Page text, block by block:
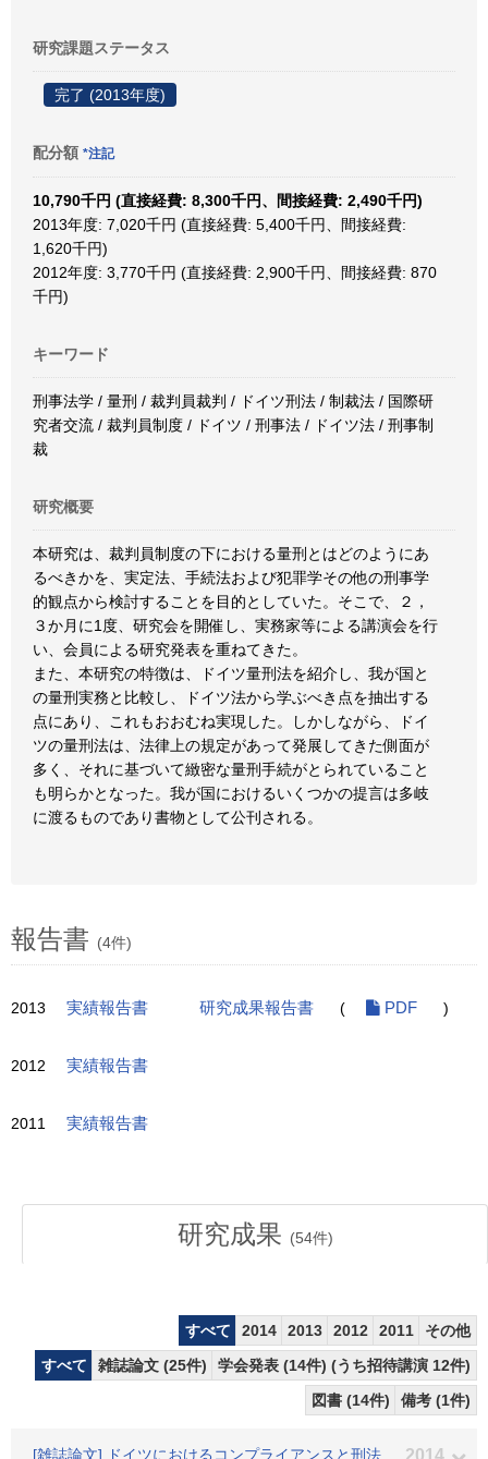
研究課題ステータス
完了 (2013年度)
配分額 *注記
10,790千円 (直接経費: 8,300千円、間接経費: 2,490千円)
2013年度: 7,020千円 (直接経費: 5,400千円、間接経費:
1,620千円)
2012年度: 3,770千円 (直接経費: 2,900千円、間接経費: 870
千円)
キーワード
刑事法学 / 量刑 / 裁判員裁判 / ドイツ刑法 / 制裁法 / 国際研
究者交流 / 裁判員制度 / ドイツ / 刑事法 / ドイツ法 / 刑事制
裁
研究概要
本研究は、裁判員制度の下における量刑とはどのようにあ
るべきかを、実定法、手続法および犯罪学その他の刑事学
的観点から検討することを目的としていた。そこで、２，
３か月に1度、研究会を開催し、実務家等による講演会を行
い、会員による研究発表を重ねてきた。
また、本研究の特徴は、ドイツ量刑法を紹介し、我が国と
の量刑実務と比較し、ドイツ法から学ぶべき点を抽出する
点にあり、これもおおむね実現した。しかしながら、ドイ
ツの量刑法は、法律上の規定があって発展してきた側面が
多く、それに基づいて緻密な量刑手続がとられていること
も明らかとなった。我が国におけるいくつかの提言は多岐
に渡るものであり書物として公刊される。
報告書 (4件)
2013 実績報告書 研究成果報告書 ( PDF )
2012 実績報告書
2011 実績報告書
研究成果 (54件)
すべて 2014 2013 2012 2011
その他
すべて
雑誌論文 (25件)
学会発表 (14件) (うち招待講演 12件)
図書 (14件)
備考 (1件)
[雑誌論文] ドイツにおけるコンプライアンスと刑法 2014